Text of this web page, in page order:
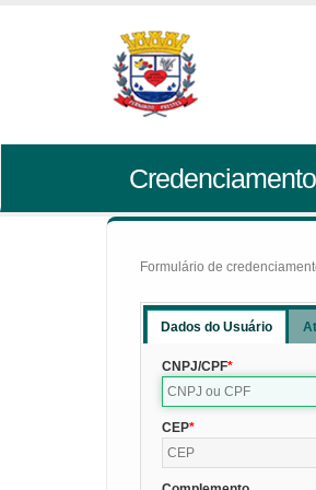
Formulário de
Dados do Usuário
CNPJ/CPF
CEP